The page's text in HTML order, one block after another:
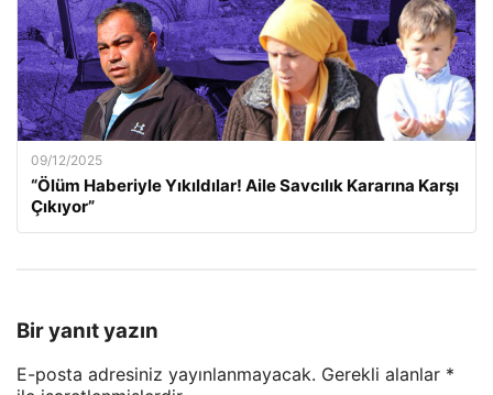
09/12/2025
“Ölüm Haberiyle Yıkıldılar! Aile Savcılık Kararına Karşı
Çıkıyor”
Bir yanıt yazın
E-posta adresiniz yayınlanmayacak. Gerekli alanlar *